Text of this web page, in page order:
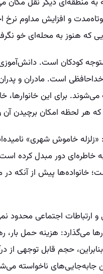
منطقه‌ای دیگر نقل مکان
و افزایش مداوم نرخ
که هنوز به محله‌ای خو
کودکان است.
خداحافظی است. مادران و
برای این خانوارها،
هر لحظه امکان برچیدن آن
خاموش شهری»
خاطره‌ای دور مبدل کرده
خانواده‌ها پیش از آنکه در
ارتباطات اجتماعی محدود
می‌گذارد: هزینه حمل
حجم قابل توجهی از
ناخواسته